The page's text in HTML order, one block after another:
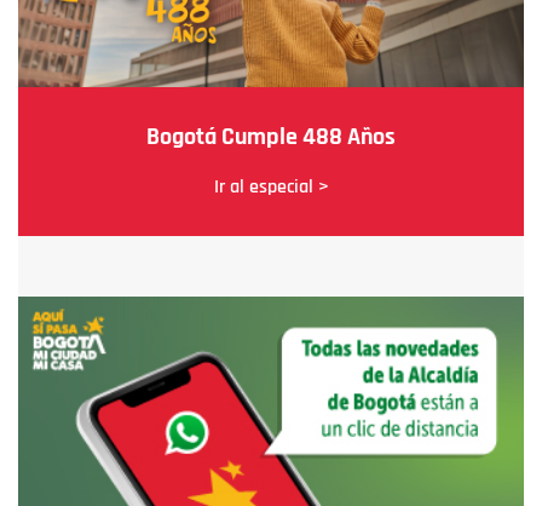
Bogotá Cumple 488 Años
Ir al especial >